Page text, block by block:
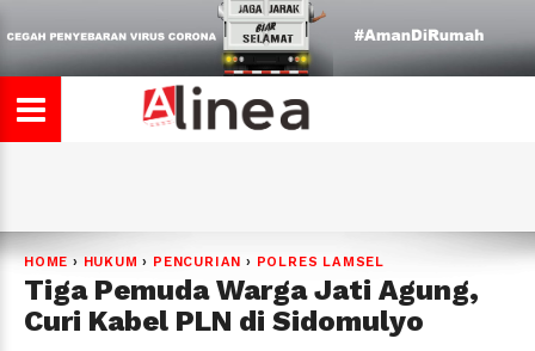
HOME › HUKUM › PENCURIAN › POLRES LAMSEL
Tiga Pemuda Warga Jati Agung,
Curi Kabel PLN di Sidomulyo